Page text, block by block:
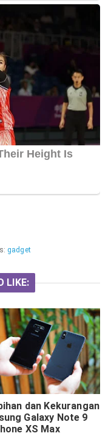
gadget
LIKE:
dan Kekurangan
Galaxy Note 9
XS Max